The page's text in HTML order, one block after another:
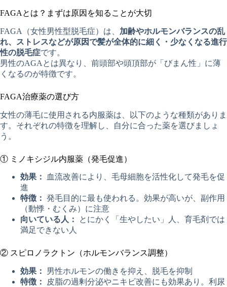
FAGAとは？まずは原因を知ることが大切
FAGA（女性男性型脱毛症）は、 加齢やホルモンバランスの乱
れ、ストレスなどが原因で髪が全体的に細く・少なくなる進行
性の脱毛症です。
男性のAGAとは異なり、前頭部や頭頂部が「びまん性」に薄
くなるのが特徴です。
FAGA治療薬の選び方
女性の薄毛に使用される内服薬は、以下のような種類がありま
す。それぞれの特徴を理解し、自分に合った薬を選びましょ
う。
① ミノキシジル内服薬（発毛促進）
効果：
血流改善により、毛母細胞を活性化して発毛を促
進
特徴： 発毛目的に最も使われる。効果が高いが、副作用
（動悸・むくみ）に注意
向いている人：
とにかく「生やしたい」人、育毛剤では
満足できない人
② スピロノラクトン（ホルモンバランス調整）
効果：
男性ホルモンの働きを抑え、脱毛を抑制
特徴：
皮脂の過剰分泌やニキビ改善にも効果あり。利尿